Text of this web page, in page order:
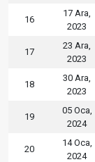
16
17 Ara,
2023
17
23 Ara,
2023
18
30 Ara,
2023
19
05 Oca,
2024
20
14 Oca,
2024